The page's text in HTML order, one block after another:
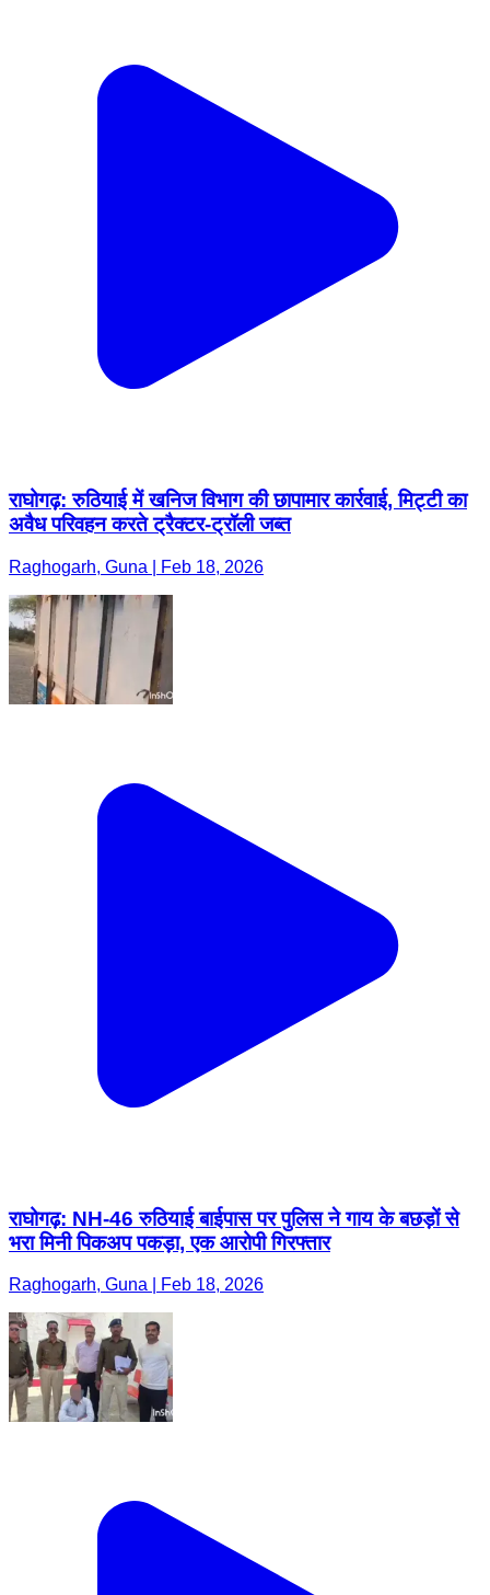
राघोगढ़: रुठियाई में खनिज विभाग की छापामार कार्रवाई, मिट्टी का
अवैध परिवहन करते ट्रैक्टर-ट्रॉली जब्त
Raghogarh, Guna | Feb 18, 2026
राघोगढ़: NH-46 रुठियाई बाईपास पर पुलिस ने गाय के बछड़ों से
भरा मिनी पिकअप पकड़ा, एक आरोपी गिरफ्तार
Raghogarh, Guna | Feb 18, 2026